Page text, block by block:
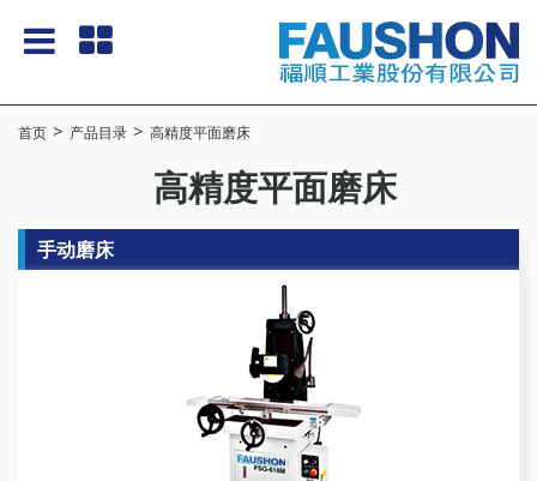
首页 产品目录 高精度平面磨床
高精度平面磨床
手动磨床